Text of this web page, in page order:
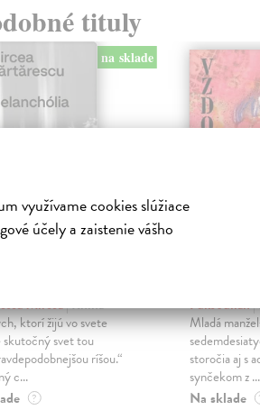
využívame cookies slúžiace
účely a zaistenie vášho
tituly
na sklade
Mircea| Kniha
ktorí žijú vo svete
skutočný svet tou
ríšou.“
c...
?
Fuks Julián|
Mladá
storočia aj s
synčekom z ...
Na sklade